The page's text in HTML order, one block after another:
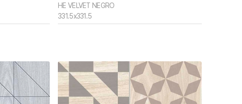
HE VELVET NEGRO
331.5x331.5